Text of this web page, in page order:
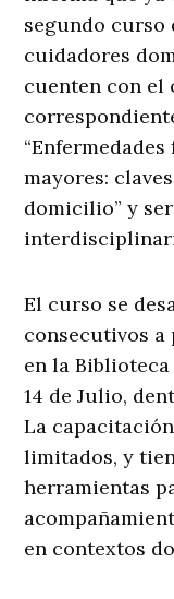
segundo curso
cuidadores
cuenten con
mayores:
domicilio” y
El curso se
consecutivos a
en la
14 de Julio,
La
limitados, y
herramientas
en contextos